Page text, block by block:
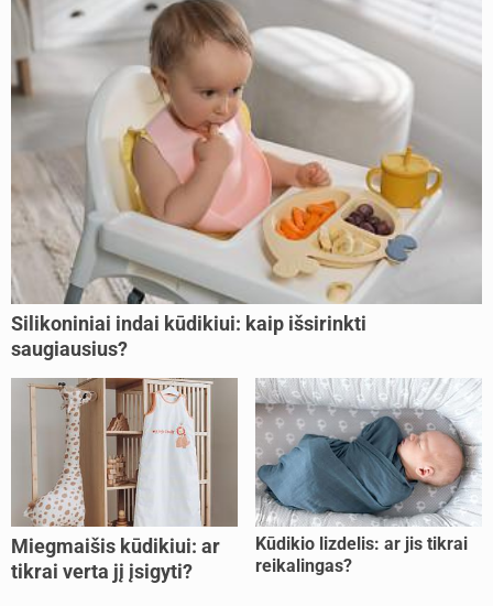
Silikoniniai indai kūdikiui: kaip išsirinkti
saugiausius?
Miegmaišis kūdikiui: ar
tikrai verta jį įsigyti?
Kūdikio lizdelis: ar jis tikrai
reikalingas?